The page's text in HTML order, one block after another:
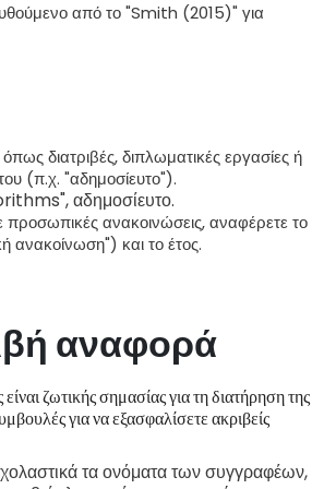
από το "Smith (2015)" για
διατριβές, διπλωματικές εργασίες ή
(π.χ. "αδημοσίευτο").
αδημοσίευτο.
ανακοινώσεις, αναφέρετε το
και το έτος.
αναφορά
ζωτικής σημασίας για τη διατήρηση της
για να εξασφαλίσετε ακριβείς
τα ονόματα των συγγραφέων,